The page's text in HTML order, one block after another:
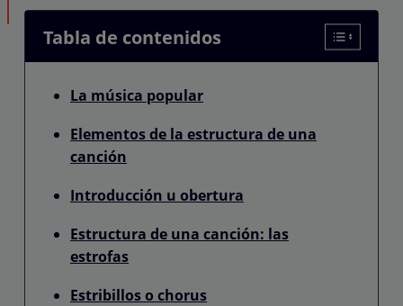
Tabla de contenidos
La música popular
Elementos de la estructura de una
canción
Introducción u obertura
Estructura de una canción: las
estrofas
Estribillos o chorus